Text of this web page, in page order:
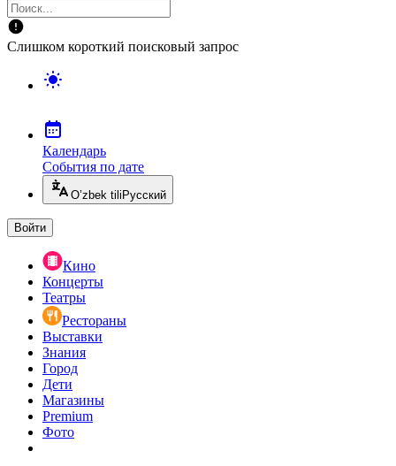
Слишком короткий поисковый запрос
Календарь
События по дате
O’zbek tili Русский
Войти
Кино
Концерты
Театры
Рестораны
Выставки
Знания
Город
Дети
Магазины
Premium
Фото